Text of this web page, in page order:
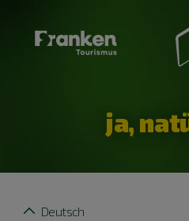
ja,
Deutsch